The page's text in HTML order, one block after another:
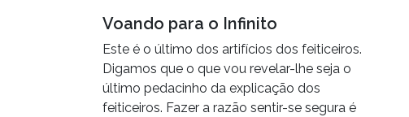
Voando para o Infinito
Este é o último dos artifícios dos feiticeiros.
Digamos que o que vou revelar-lhe seja o
último pedacinho da explicação dos
feiticeiros. Fazer a razão sentir-se segura é